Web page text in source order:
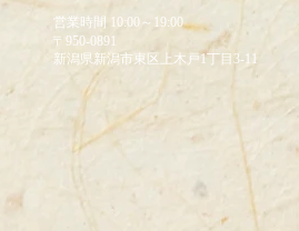
営業時間 10:00～19:00
〒950-0891
新潟県新潟市東区上木戸1丁目3-11